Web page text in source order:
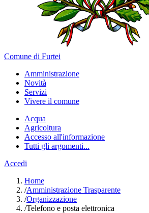
Comune di Furtei
Amministrazione
Novità
Servizi
Vivere il comune
Acqua
Agricoltura
Accesso all'informazione
Tutti gli argomenti...
Accedi
Home
/Amministrazione Trasparente
/Organizzazione
/Telefono e posta elettronica